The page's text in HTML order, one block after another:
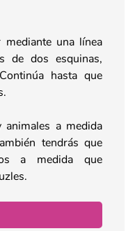
una línea
de dos esquinas,
hasta que
animales a medida
tendrás que
a medida que